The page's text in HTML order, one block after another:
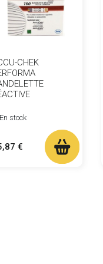
CHEK
En stock
€